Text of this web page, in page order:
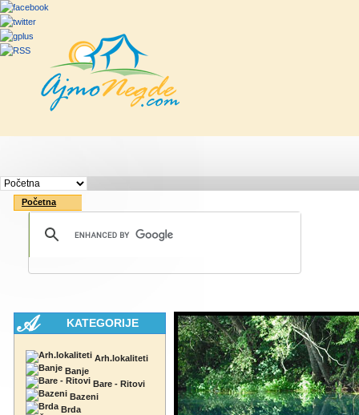
Početna
KATEGORIJE
Arh.lokaliteti
Banje
Bare - Ritovi
Bazeni
Brda